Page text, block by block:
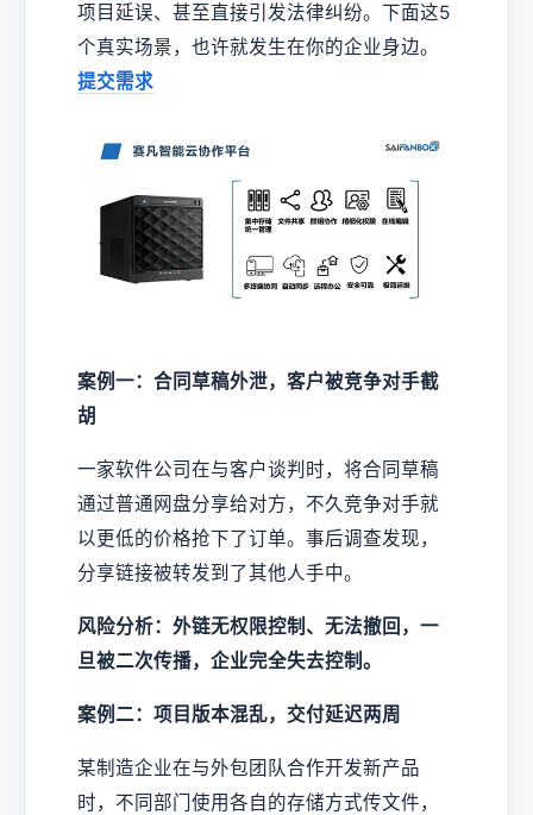
项目延误、甚至直接引发法律纠纷。下面这5
个真实场景，也许就发生在你的企业身边。
提交需求
案例一：合同草稿外泄，客户被竞争对手截
胡
一家软件公司在与客户谈判时，将合同草稿
通过普通网盘分享给对方，不久竞争对手就
以更低的价格抢下了订单。事后调查发现，
分享链接被转发到了其他人手中。
风险分析：外链无权限控制、无法撤回，一
旦被二次传播，企业完全失去控制。
案例二：项目版本混乱，交付延迟两周
某制造企业在与外包团队合作开发新产品
时，不同部门使用各自的存储方式传文件，